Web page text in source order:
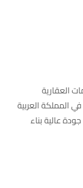
العقارية
المملكة العربية
عالية بناء